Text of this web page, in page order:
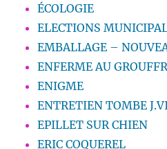
ÉCOLOGIE
ELECTIONS
EMBALLAGE –
ENFERME AU
ENIGME
ENTRETIEN TOMBE
EPILLET SUR CHIEN
ERIC COQUEREL